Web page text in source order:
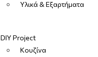
Υλικά & Εξαρτήματα
DIY Project
Κουζίνα